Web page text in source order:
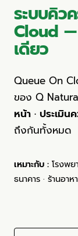
ระบบคิว
Cloud —
เดียว
Queue On
ของ Q
หน้า · ประเมิ
ถึงกันทั้งหมด
เหมาะกับ : โรงพย
ธนาคาร · ร้านอา